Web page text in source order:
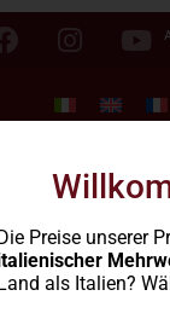
Preise unserer
als Italien?